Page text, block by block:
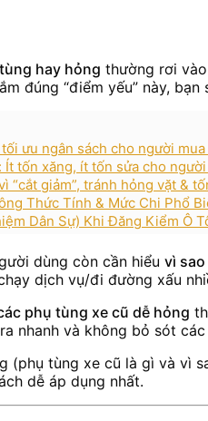
hay hỏng thường rơi
đúng “điểm yếu” này,
ưu ngân sách cho người mua
tốn xăng, ít tốn sửa cho
“cắt giảm”, tránh hỏng vặt &
Thức Tính & Mức Chi Phổ
Dân Sự) Khi Đăng Kiểm Ô
dùng còn cần hiểu vì
dịch vụ/đi đường xấu
phụ tùng xe cũ dễ hỏng
nhanh và không bỏ sót
tùng xe cũ là gì và vì
dễ áp dụng nhất.